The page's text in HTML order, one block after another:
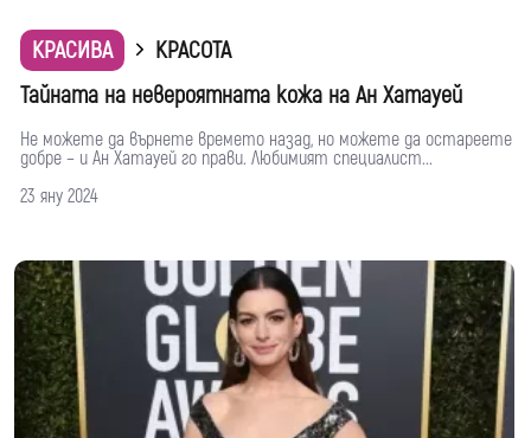
КРАСИВА
КРАСОТА
Тайната на невероятната кожа на Ан Хатауей
Не можете да върнете времето назад, но можете да остареете
добре – и Ан Хатауей го прави. Любимият специалист...
23 яну 2024